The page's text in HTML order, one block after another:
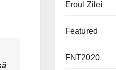
Eroul Zilei
Featured
FNT2020